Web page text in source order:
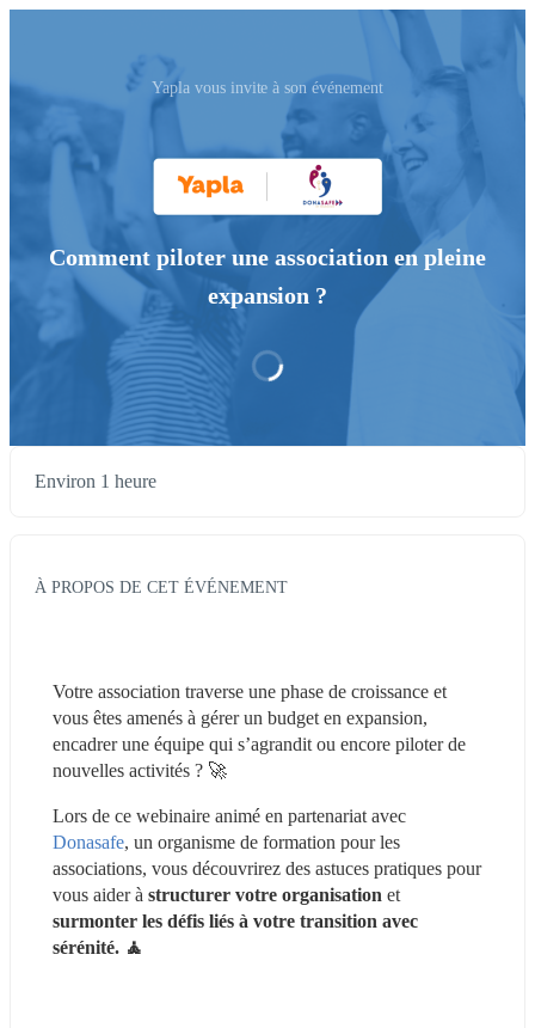
Yapla vous invite à son événement
Comment piloter une association en pleine
expansion ?
Environ 1 heure
À PROPOS DE CET ÉVÉNEMENT
Votre association traverse une phase de croissance et
vous êtes amenés à gérer un budget en expansion,
encadrer une équipe qui s’agrandit ou encore piloter de
nouvelles activités ? 🚀
Donasafe, un organisme de formation pour les
associations, vous découvrirez des astuces pratiques pour
vous aider à structurer votre organisation
surmonter les défis liés à votre transition avec
sérénité. 🧘